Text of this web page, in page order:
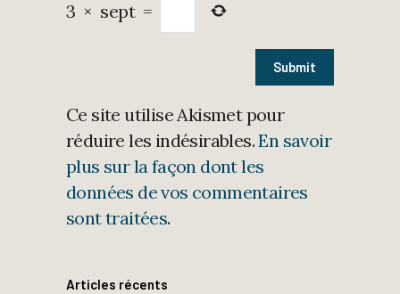
3 × sept =
Ce site utilise Akismet pour
réduire les indésirables.En savoir
plus sur la façon dont les
données de vos commentaires
sont traitées.
Articles récents